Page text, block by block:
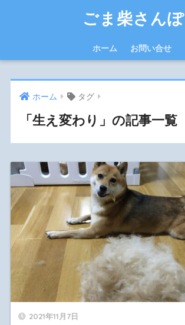
ごま柴さんぽ
ホーム お問い合せ
ホーム タグ
「生え変わり」の記事一覧
2021年11月7日